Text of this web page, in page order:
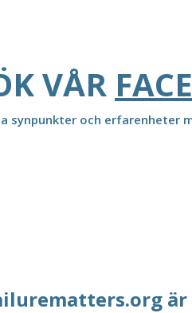
VÅR
synpunkter och erfarenheter
är